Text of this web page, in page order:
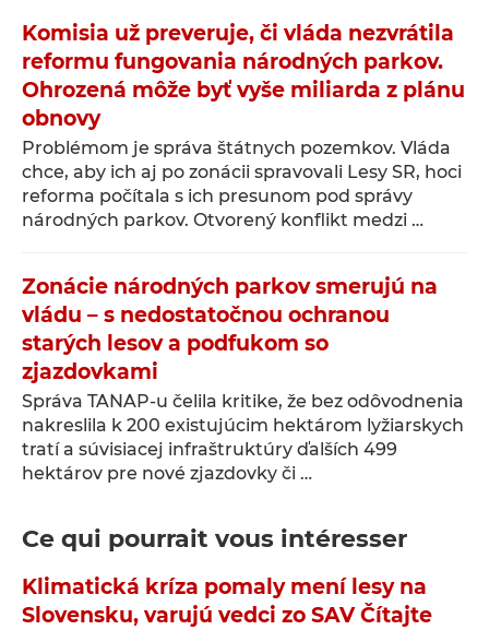
Komisia už preveruje, či vláda nezvrátila
reformu fungovania národných parkov.
Ohrozená môže byť vyše miliarda z plánu
obnovy
Problémom je správa štátnych pozemkov. Vláda
chce, aby ich aj po zonácii spravovali Lesy SR, hoci
reforma počítala s ich presunom pod správy
národných parkov. Otvorený konflikt medzi …
Zonácie národných parkov smerujú na
vládu – s nedostatočnou ochranou
starých lesov a podfukom so
zjazdovkami
Správa TANAP-u čelila kritike, že bez odôvodnenia
nakreslila k 200 existujúcim hektárom lyžiarskych
tratí a súvisiacej infraštruktúry ďalších 499
hektárov pre nové zjazdovky či …
Ce qui pourrait vous intéresser
Klimatická kríza pomaly mení lesy na
Slovensku, varujú vedci zo SAV Čítajte